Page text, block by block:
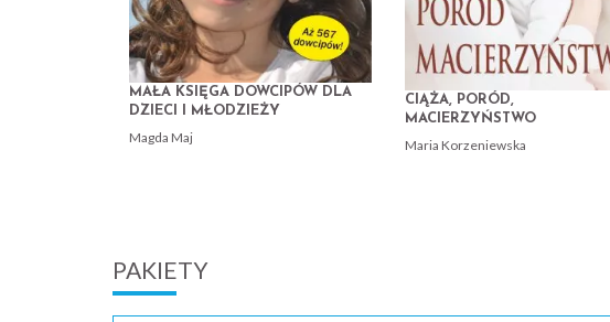
MAŁA KSIĘGA DOWCIPÓW DLA
DZIECI I MŁODZIEŻY
Magda Maj
CIĄŻA, PORÓD,
MACIERZYŃSTWO
Maria Korzeniewska
PAKIETY